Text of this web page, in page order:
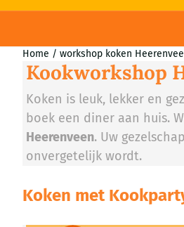
Home / workshop koken
Kookworkshop
Koken is leuk, lekker en
boek een diner aan huis.
Heerenveen. Uw
onvergetelijk wordt.
Koken met